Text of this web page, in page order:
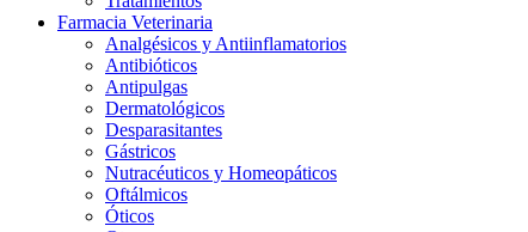
Farmacia Veterinaria
Analgésicos y Antiinflamatorios
Antibióticos
Antipulgas
Dermatológicos
Desparasitantes
Gástricos
Nutracéuticos y Homeopáticos
Oftálmicos
Óticos